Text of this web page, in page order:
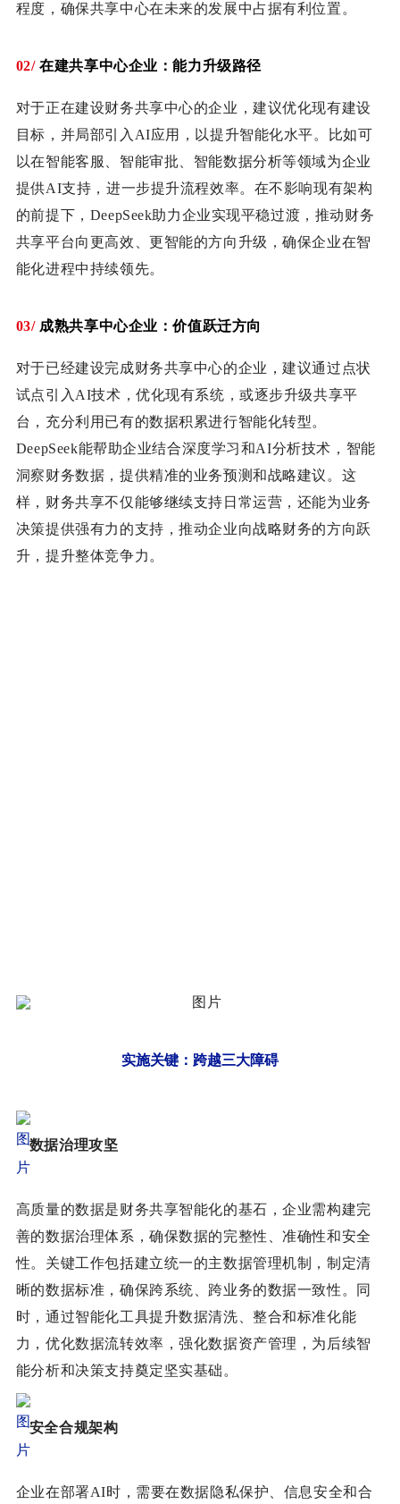
程度，确保共享中心在未来的发展中占据有利位置。
02/在建共享中心企业：能力升级路径
对于正在建设财务共享中心的企业，建议优化现有建设
目标，并局部引入AI应用，以提升智能化水平。比如可
以在智能客服、智能审批、智能数据分析等领域为企业
提供AI支持，进一步提升流程效率。在不影响现有架构
的前提下，DeepSeek助力企业实现平稳过渡，推动财务
共享平台向更高效、更智能的方向升级，确保企业在智
能化进程中持续领先。
03/ 成熟共享中心企业：价值跃迁方向
对于已经建设完成财务共享中心的企业，建议通过点状
试点引入AI技术，优化现有系统，或逐步升级共享平
台，充分利用已有的数据积累进行智能化转型。
DeepSeek能帮助企业结合深度学习和AI分析技术，智能
洞察财务数据，提供精准的业务预测和战略建议。这
样，财务共享不仅能够继续支持日常运营，还能为业务
决策提供强有力的支持，推动企业向战略财务的方向跃
升，提升整体竞争力。
实施关键：跨越三大障碍
数据治理攻坚
高质量的数据是财务共享智能化的基石，企业需构建完
善的数据治理体系，确保数据的完整性、准确性和安全
性。关键工作包括建立统一的主数据管理机制，制定清
晰的数据标准，确保跨系统、跨业务的数据一致性。同
时，通过智能化工具提升数据清洗、整合和标准化能
力，优化数据流转效率，强化数据资产管理，为后续智
能分析和决策支持奠定坚实基础。
安全合规架构
企业在部署AI时，需要在数据隐私保护、信息安全和合